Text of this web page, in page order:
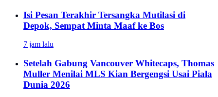
Isi Pesan Terakhir Tersangka Mutilasi di
Depok, Sempat Minta Maaf ke Bos
7 jam lalu
Setelah Gabung Vancouver Whitecaps, Thomas
Muller Menilai MLS Kian Bergengsi Usai Piala
Dunia 2026